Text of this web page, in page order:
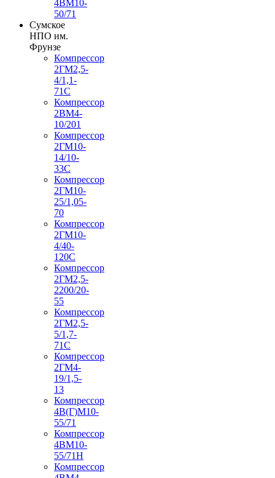
4ВМ10-
50/71
Сумское
НПО им.
Фрунзе
Компрессор
2ГМ2,5-
4/1,1-
71С
Компрессор
2ВМ4-
10/201
Компрессор
2ГМ10-
14/10-
33С
Компрессор
2ГМ10-
25/1,05-
70
Компрессор
2ГМ10-
4/40-
120С
Компрессор
2ГМ2,5-
2200/20-
55
Компрессор
2ГМ2,5-
5/1,7-
71С
Компрессор
2ГМ4-
19/1,5-
13
Компрессор
4В(Г)М10-
55/71
Компрессор
4ВМ10-
55/71Н
Компрессор